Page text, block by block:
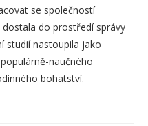
se společností
dostala do prostředí správy
studií nastoupila jako
naučného
bohatství.